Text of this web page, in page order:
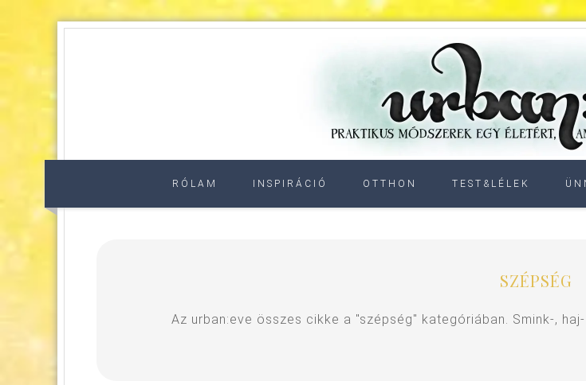
RÓLAM INSPIRÁCIÓ OTTHON TEST&LÉLEK
SZÉPSÉG
Az urban:eve összes cikke a "szépség" kategóriában. Smink-,